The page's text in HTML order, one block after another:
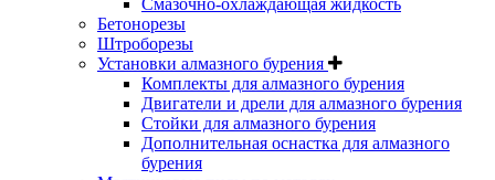
Бетонорезы
Штроборезы
Установки алмазного бурения
Комплекты для алмазного бурения
Двигатели и дрели для алмазного бурения
Стойки для алмазного бурения
Дополнительная оснастка для алмазного
бурения